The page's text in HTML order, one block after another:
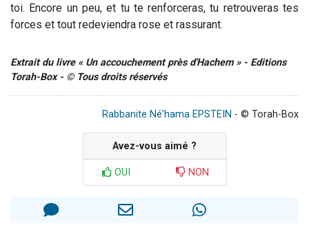
toi. Encore un peu, et tu te renforceras, tu retrouveras tes
forces et tout redeviendra rose et rassurant.
Extrait du livre « Un accouchement près d'Hachem » - Editions
Torah-Box - © Tous droits réservés
Rabbanite Né'hama EPSTEIN - © Torah-Box
Avez-vous aimé ?
OUI NON